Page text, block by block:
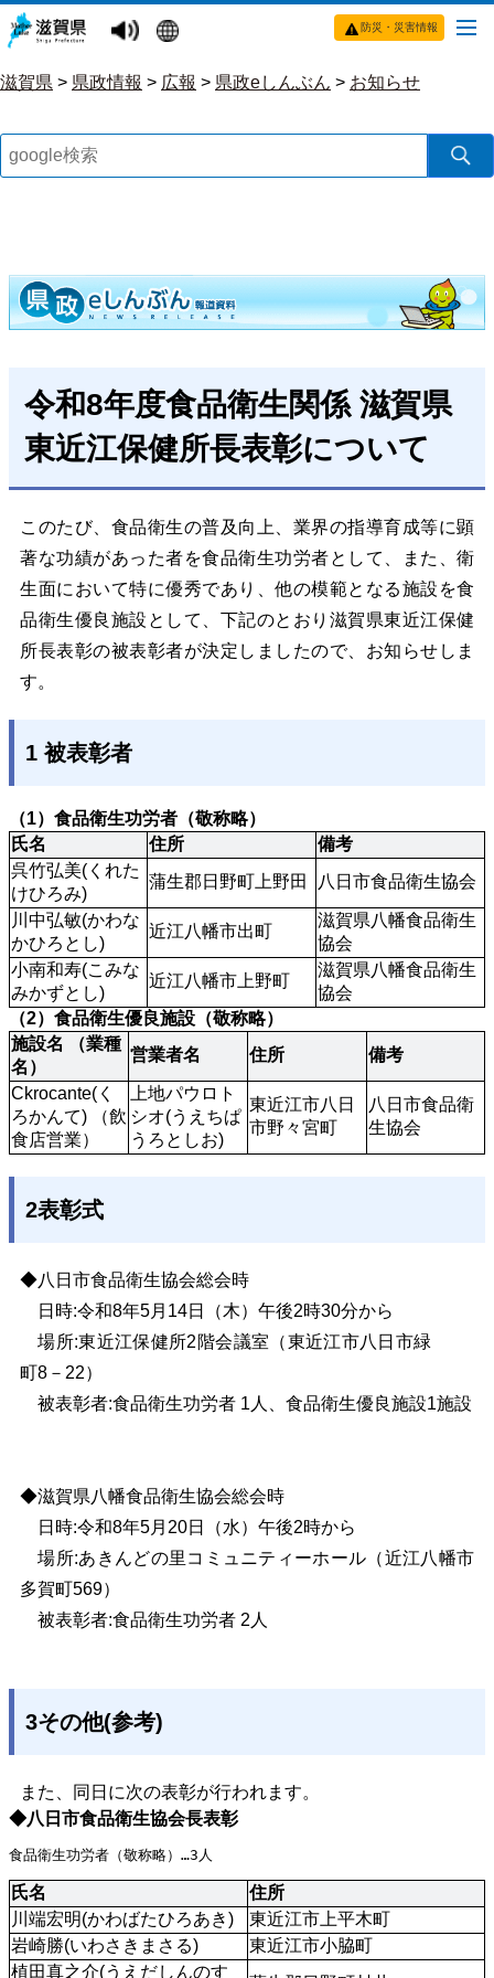
防災・災害情報
滋賀県 > 県政情報 > 広報 > 県政eしんぶん > お知らせ
令和8年度食品衛生関係 滋賀県
東近江保健所長表彰について
このたび、食品衛生の普及向上、業界の指導育成等に顕
著な功績があった者を食品衛生功労者として、また、衛
生面において特に優秀であり、他の模範となる施設を食
品衛生優良施設として、下記のとおり滋賀県東近江保健
所長表彰の被表彰者が決定しましたので、お知らせしま
す。
1 被表彰者
（1）食品衛生功労者（敬称略）
氏名
住所
備考
呉竹弘美(くれた
けひろみ)
蒲生郡日野町上野田 八日市食品衛生協会
川中弘敏(かわな
かひろとし)
近江八幡市出町
滋賀県八幡食品衛生
協会
小南和寿(こみな
みかずとし)
近江八幡市上野町
滋賀県八幡食品衛生
協会
（2）食品衛生優良施設（敬称略）
施設名 （業種
名）
営業者名 住所 備考
Ckrocante(く
ろかんて) （飲
食店営業）
上地パウロト
シオ(うえちぱ
うろとしお)
東近江市八日
市野々宮町
八日市食品衛
生協会
2表彰式
◆八日市食品衛生協会総会時
日時:令和8年5月14日（木）午後2時30分から
場所:東近江保健所2階会議室（東近江市八日市緑
町8－22）
被表彰者:食品衛生功労者 1人、食品衛生優良施設1施設
◆滋賀県八幡食品衛生協会総会時
日時:令和8年5月20日（水）午後2時から
場所:あきんどの里コミュニティーホール（近江八幡市
多賀町569）
被表彰者:食品衛生功労者 2人
3その他(参考)
また、同日に次の表彰が行われます。
◆八日市食品衛生協会長表彰
食品衛生功労者（敬称略）…3人
氏名
住所
川端宏明(かわばたひろあき)
東近江市上平木町
岩崎勝(いわさきまさる)
東近江市小脇町
植田真之介(うえだしんのす